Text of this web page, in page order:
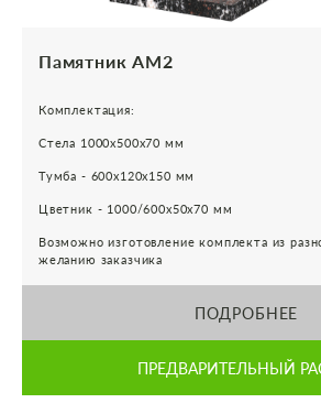
Памятник АМ2
Комплектация:
Стела 1000х500х70 мм
Тумба - 600х120х150 мм
Цветник - 1000/600х50х70 мм
Возможно изготовление комплекта из
желанию заказчика
ПОДРОБНЕЕ
ПРЕДВАРИТЕЛЬНЫЙ